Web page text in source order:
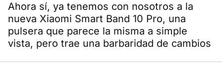
Ahora sí, ya tenemos con nosotros a la
nueva Xiaomi Smart Band 10 Pro, una
pulsera que parece la misma a simple
vista, pero trae una barbaridad de cambios